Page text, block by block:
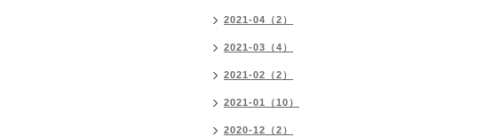
2021-04（2）
2021-03（4）
2021-02（2）
2021-01（10）
2020-12（2）